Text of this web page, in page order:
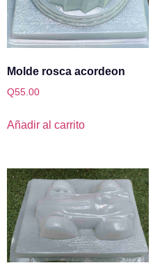
Molde rosca acordeon
Q55.00
Añadir al carrito